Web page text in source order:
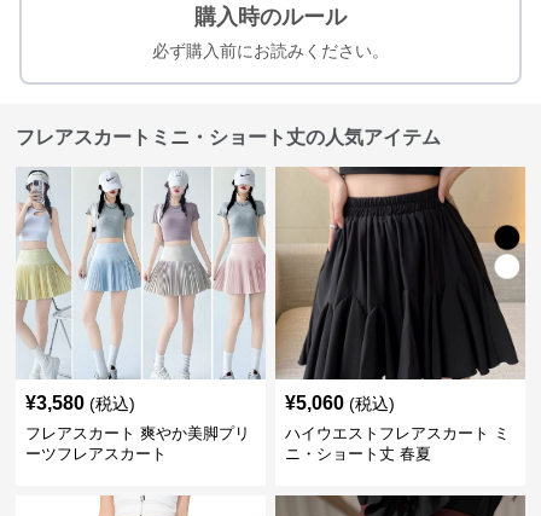
購入時のルール
必ず購入前にお読みください。
フレアスカートミニ・ショート丈の人気アイテム
¥3,580 (税込)
フレアスカート 爽やか美脚プリ
ーツフレアスカート
¥5,060 (税込)
ハイウエストフレアスカート ミ
ニ・ショート丈 春夏